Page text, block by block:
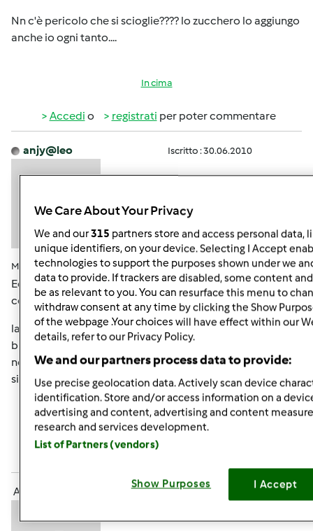
Nn c'è pericolo che si scioglie???? lo zucchero lo aggiungo
anche io ogni tanto....
In cima
Accedi o registrati per poter commentare
anjy@leo Iscritto : 30.06.2010
Mar, 11/13/2012 - 11:31
#4
Ed eccomi a testimoniare che lo spaccio
continua...questa volta Milano su Milano...
la povera centenaria ha vissuto momenti
burrascosi...sembrava in mano a Darla (di alla ricerca di
nemo) che urlava....pesciolino pesciolino!!!! ora è al
sicuro...
In cima
Anonimo (non verificato)
We Care About Your Privacy
We and our315 partners store and access personal data,
unique identifiers, on your device. Selecting I Accept
technologies to support the purposes shown under we
data to provide. If trackers are disabled, some content
be as relevant to you. You can resurface this menu to
withdraw consent at any time by clicking the Show
of the webpage .Your choices will have effect within our
details, refer to our Privacy Policy.
We and our partners process data to provide:
Use precise geolocation data. Actively scan device
identification. Store and/or access information on a
advertising and content, advertising and content
research and services development.
List of Partners (vendors)
Show Purposes I Accept